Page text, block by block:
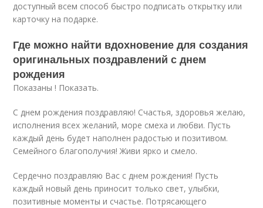
доступный всем способ быстро подписать открытку или
карточку на подарке.
Где можно найти вдохновение для создания
оригинальных поздравлений с днем
рождения
Показаны ! Показать.
С днем рождения поздравляю! Счастья, здоровья желаю,
исполнения всех желаний, море смеха и любви. Пусть
каждый день будет наполнен радостью и позитивом.
Семейного благополучия! Живи ярко и смело.
Сердечно поздравляю Вас с днем рождения! Пусть
каждый новый день приносит только свет, улыбки,
позитивные моменты и счастье. Потрясающего